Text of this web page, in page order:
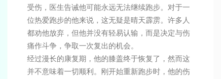
受伤，医生告诫他可能永远无法继续跑步。对于一
位热爱跑步的他来说，这无疑是晴天霹雳。许多人
都劝他放弃，但他并没有轻易认输，而是决定与伤
痛作斗争，争取一次复出的机会。
经过漫长的康复期，他的膝盖终于恢复了，然而这
并不意味着一切顺利。刚开始重新跑步时，他的伤